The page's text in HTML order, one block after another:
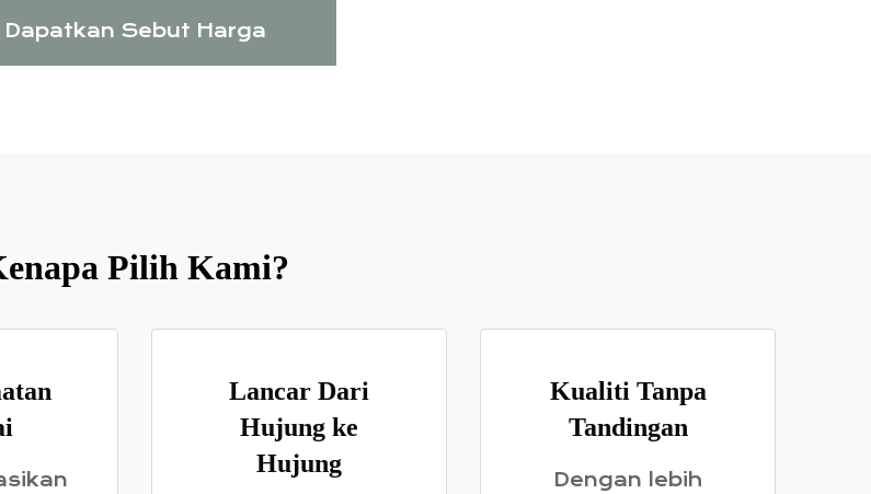
Dapatkan Sebut Harga
Pilih Kami?
Lancar Dari
Hujung ke
Hujung
Kualiti Tanpa
Tandingan
Dengan lebih